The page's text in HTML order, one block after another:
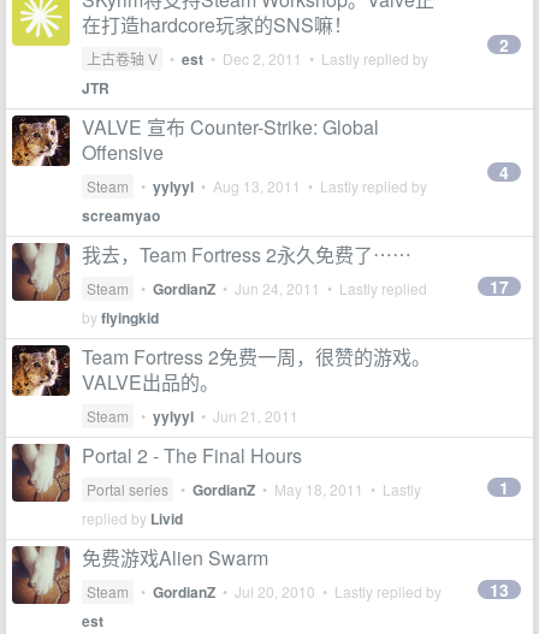
在打造hardcore玩家的SNS嘛！
上古卷轴 V • est • Dec 2, 2011 • Lastly replied by
JTR
2
VALVE 宣布 Counter-Strike: Global
Offensive
Steam • yylyyl • Aug 13, 2011 • Lastly replied by
screamyao
4
我去，Team Fortress 2永久免费了⋯⋯
Steam • GordianZ • Jun 24, 2011 • Lastly replied
byflyingkid
17
Team Fortress 2免费一周，很赞的游戏。
VALVE出品的。
Steam • yylyyl • Jun 21, 2011
Portal 2 - The Final Hours
Portal series • GordianZ • May 18, 2011 • Lastly
replied by Livid
1
免费游戏Alien Swarm
Steam • GordianZ • Jul 20, 2010 • Lastly replied by
est
13